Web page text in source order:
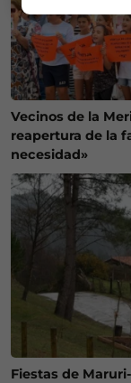
Vecinos de la
reapertura de la
necesidad»
Fiestas de